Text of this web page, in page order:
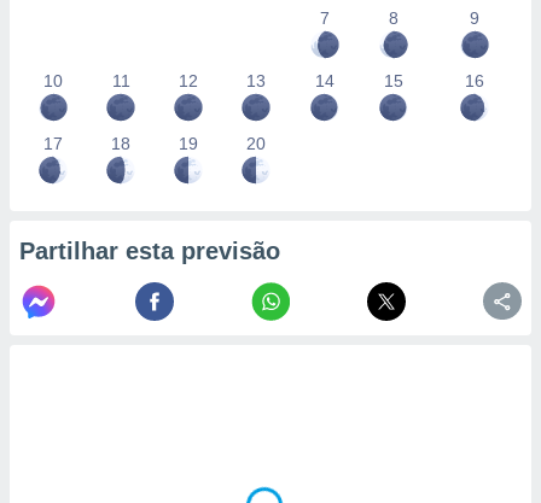
7
8 9
10 11 12 13 14 15 16
17 18 19 20
Partilhar esta previsão